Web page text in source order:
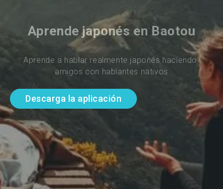
Aprende japonés en Baotou
Aprende a hablar realmente japonés haciendo
amigos con hablantes nativos
Descarga la aplicación